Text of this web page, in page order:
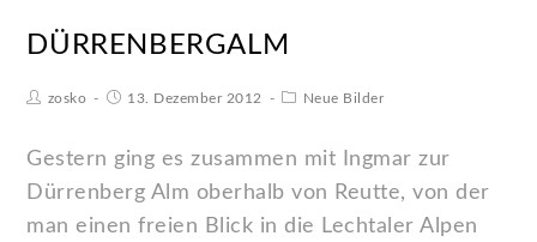
DÜRRENBERGALM
zosko 13. Dezember 2012 Neue Bilder
Gestern ging es zusammen mit Ingmar zur
Dürrenberg Alm oberhalb von Reutte, von der
man einen freien Blick in die Lechtaler Alpen